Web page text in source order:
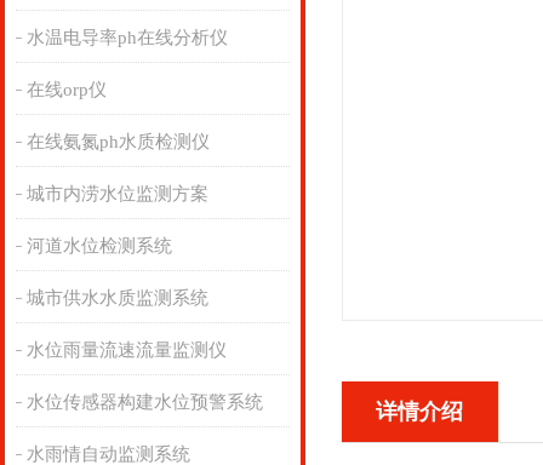
水温电导率ph在线分析仪
在线orp仪
在线氨氮ph水质检测仪
城市内涝水位监测方案
河道水位检测系统
城市供水水质监测系统
水位雨量流速流量监测仪
水位传感器构建水位预警系统
水雨情自动监测系统
详情介绍